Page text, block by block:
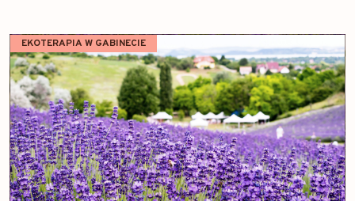
EKOTERAPIA W GABINECIE